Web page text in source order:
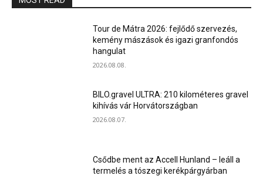
Tour de Mátra 2026: fejlődő szervezés,
kemény mászások és igazi granfondós
hangulat
2026.08.08.
BILO.gravel ULTRA: 210 kilométeres gravel
kihívás vár Horvátországban
2026.08.07.
Csődbe ment az Accell Hunland – leáll a
termelés a tószegi kerékpárgyárban